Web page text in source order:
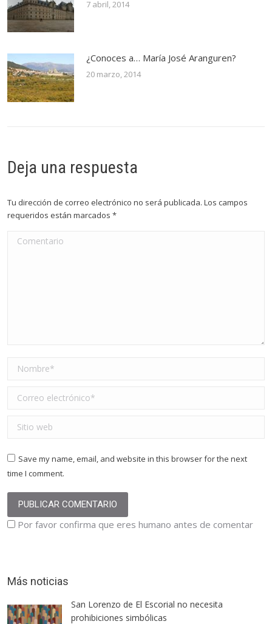
7 abril, 2014
¿Conoces a… María José Aranguren?
20 marzo, 2014
Deja una respuesta
Tu dirección de correo electrónico no será publicada. Los campos
requeridos están marcados*
Comentario
Nombre *
Correo electrónico *
Sitio web
Save my name, email, and website in this browser for the next
time I comment.
PUBLICAR COMENTARIO
Por favor confirma que eres humano antes de comentar
Más noticias
San Lorenzo de El Escorial no necesita
prohibiciones simbólicas